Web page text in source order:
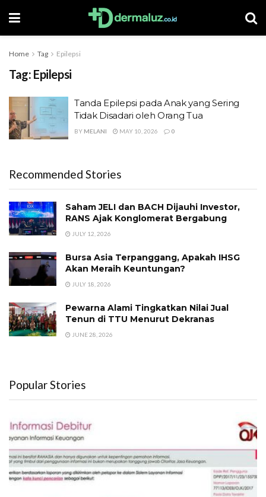
Home Tag Epilepsi
Tag: Epilepsi
Tanda Epilepsi pada Anak yang Sering
Tidak Disadari oleh Orang Tua
BY MELANI MAY 10, 2026 0
Recommended Stories
Saham JELI dan BACH Dijauhi Investor,
RANS Ajak Konglomerat Bergabung
JULY 12, 2026
Bursa Asia Terpanggang, Apakah IHSG
Akan Meraih Keuntungan?
JULY 18, 2026
Pewarna Alami Tingkatkan Nilai Jual
Tenun di TTU Menurut Dekranas
JUNE 28, 2026
Popular Stories